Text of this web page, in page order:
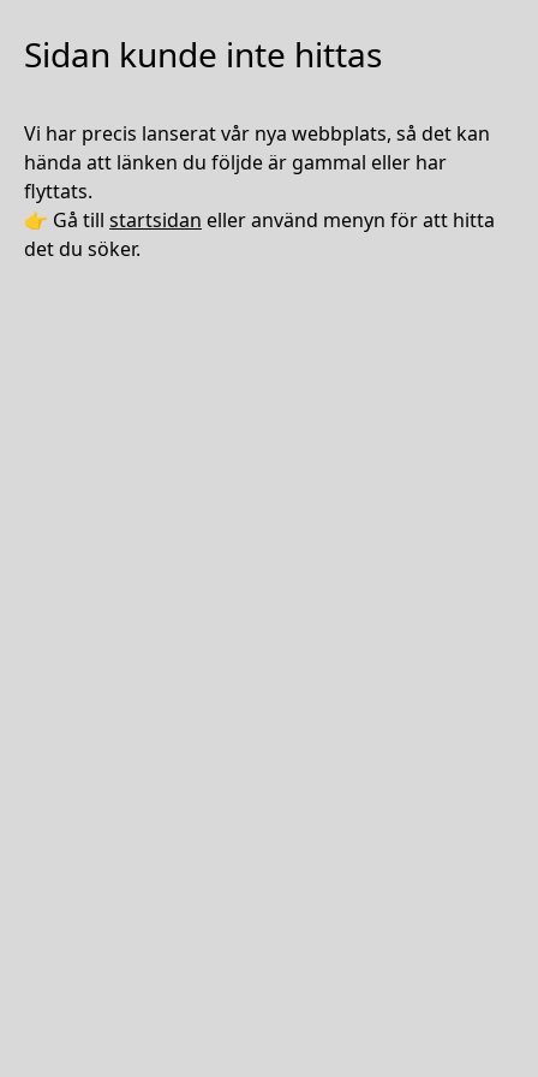
Sidan kunde inte hittas
Vi har precis lanserat vår nya webbplats, så det kan
hända att länken du följde är gammal eller har
flyttats.
👉 Gå till startsidan eller använd menyn för att hitta
det du söker.